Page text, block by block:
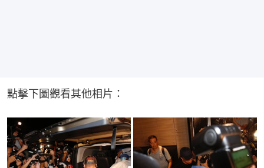
點擊下圖觀看其他相片：